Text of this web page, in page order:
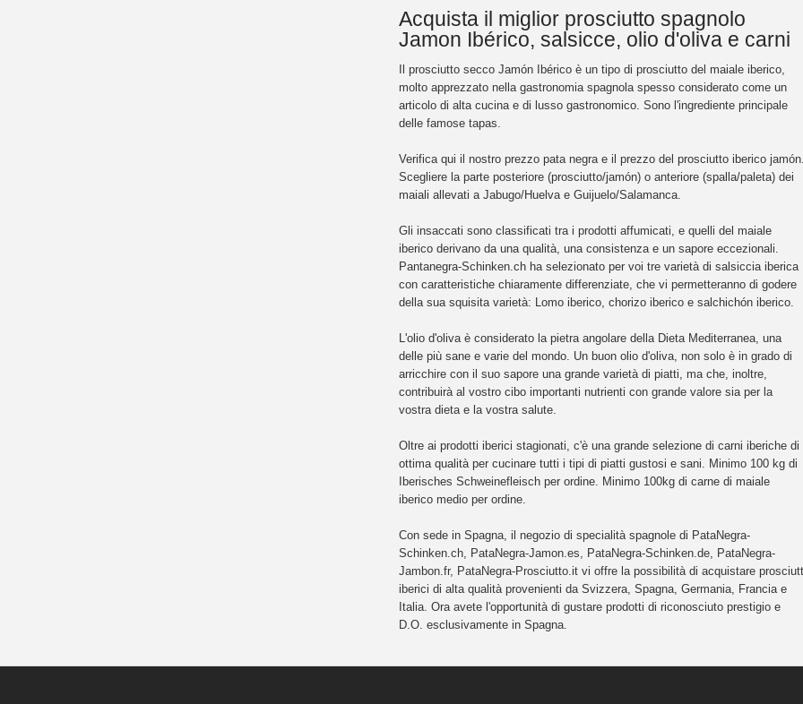
Acquista il miglior prosciutto spagnolo
Jamon Ibérico, salsicce, olio d'oliva e carni
Il prosciutto secco Jamón Ibérico è un tipo di prosciutto del maiale iberico,
molto apprezzato nella gastronomia spagnola spesso considerato come un
articolo di alta cucina e di lusso gastronomico. Sono l'ingrediente principale
delle famose tapas.
Verifica qui il nostro prezzo pata negra e il prezzo del prosciutto iberico
Scegliere la parte posteriore (prosciutto/jamón) o anteriore (spalla/paleta) dei
maiali allevati a Jabugo/Huelva e Guijuelo/Salamanca.
Gli insaccati sono classificati tra i prodotti affumicati, e quelli del maiale
iberico derivano da una qualità, una consistenza e un sapore eccezionali.
Pantanegra-Schinken.ch ha selezionato per voi tre varietà di salsiccia iberica
con caratteristiche chiaramente differenziate, che vi permetteranno di godere
della sua squisita varietà: Lomo iberico, chorizo iberico e salchichón iberico.
L'olio d'oliva è considerato la pietra angolare della Dieta Mediterranea, una
delle più sane e varie del mondo. Un buon olio d'oliva, non solo è in grado di
arricchire con il suo sapore una grande varietà di piatti, ma che, inoltre,
contribuirà al vostro cibo importanti nutrienti con grande valore sia per la
vostra dieta e la vostra salute.
Oltre ai prodotti iberici stagionati, c'è una grande selezione di carni iberiche di
ottima qualità per cucinare tutti i tipi di piatti gustosi e sani. Minimo 100 kg di
Iberisches Schweinefleisch per ordine. Minimo 100kg di carne di maiale
iberico medio per ordine.
Con sede in Spagna, il negozio di specialità spagnole di PataNegra-
Schinken.ch, PataNegra-Jamon.es, PataNegra-Schinken.de, PataNegra-
Jambon.fr, PataNegra-Prosciutto.it vi offre la possibilità di acquistare
iberici di alta qualità provenienti da Svizzera, Spagna, Germania, Francia e
Italia. Ora avete l'opportunità di gustare prodotti di riconosciuto prestigio e
D.O. esclusivamente in Spagna.